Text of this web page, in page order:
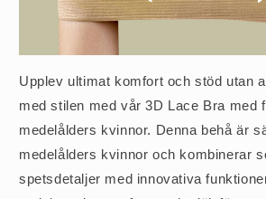
Upplev ultimat komfort och stöd utan
med stilen med vår 3D Lace Bra med
medelålders kvinnor. Denna behå är
medelålders kvinnor och kombinerar
spetsdetaljer med innovativa